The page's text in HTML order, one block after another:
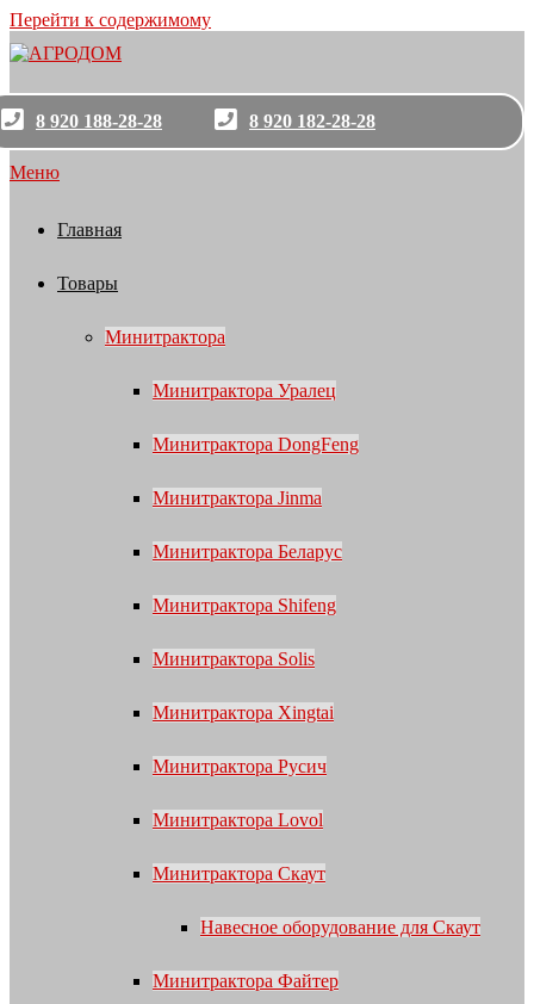
Перейти к содержимому
8 920 188-28-28 8 920 182-28-28
Меню
Главная
Товары
Минитрактора
Минитрактора Уралец
Минитрактора DongFeng
Минитрактора Jinma
Минитрактора Беларус
Минитрактора Shifeng
Минитрактора Solis
Минитрактора Xingtai
Минитрактора Русич
Минитрактора Lovol
Минитрактора Скаут
Навесное оборудование для Скаут
Минитрактора Файтер